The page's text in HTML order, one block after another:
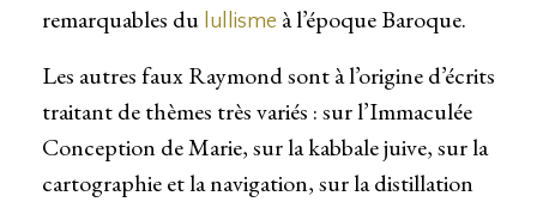
remarquables du lullisme à l’époque Baroque.
Les autres faux Raymond sont à l’origine d’écrits
traitant de thèmes très variés : sur l’Immaculée
Conception de Marie, sur la kabbale juive, sur la
cartographie et la navigation, sur la distillation